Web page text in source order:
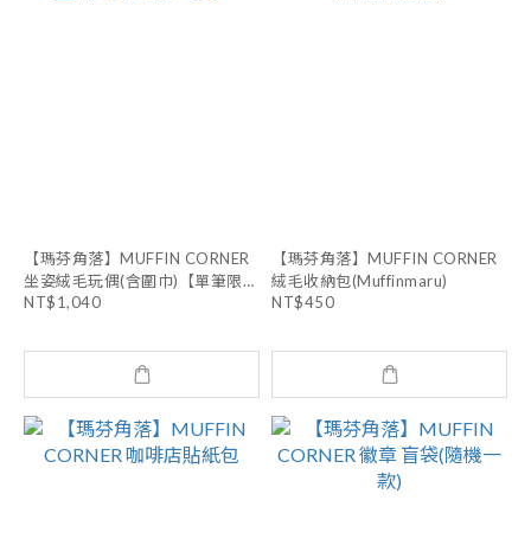
【瑪芬角落】MUFFIN CORNER
坐姿絨毛玩偶(含圍巾)【單筆限一
隻】
NT$1,040
【瑪芬角落】MUFFIN CORNER
絨毛收納包(Muffinmaru)
NT$450